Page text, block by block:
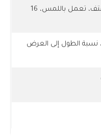
Super AMOLED كابستف، تعمل باللمس، 16
بكسل، نسبة الطول إلى العرض